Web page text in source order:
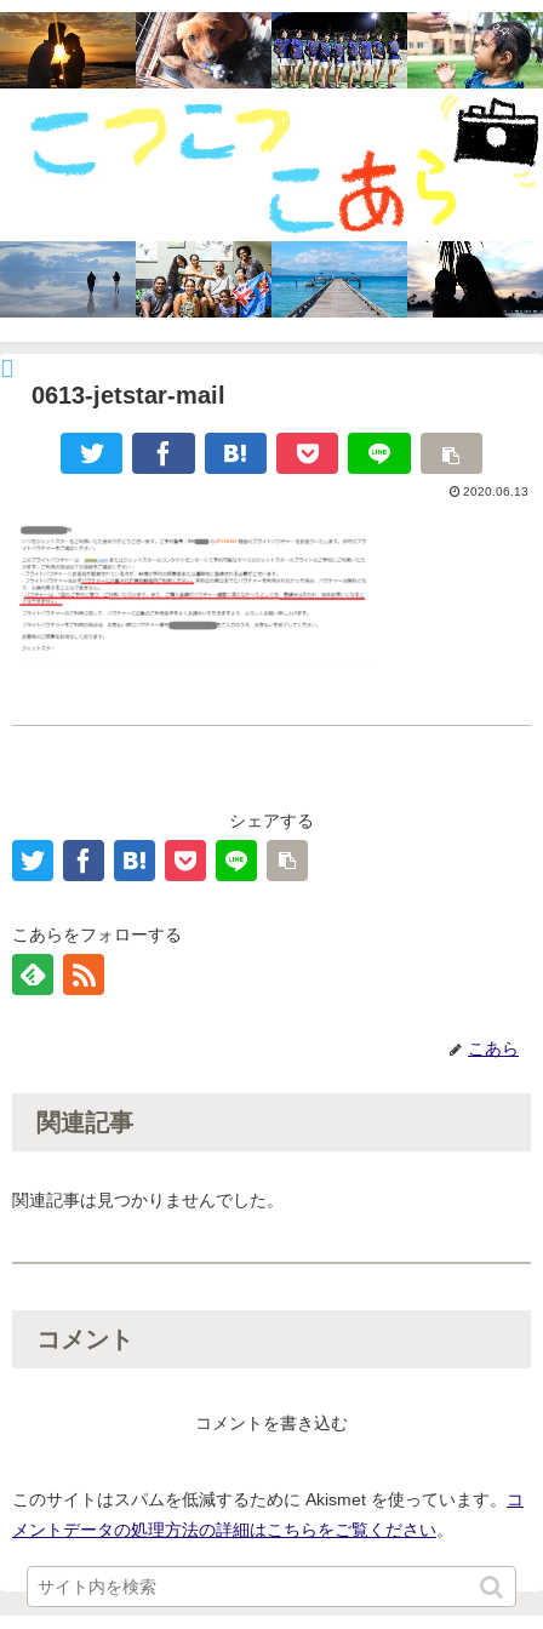
0613-jetstar-mail
2020.06.13
シェアする
こあらをフォローする
こあら
関連記事
関連記事は見つかりませんでした。
コメント
コメントを書き込む
このサイトはスパムを低減するために Akismet を使っています。
コ
メントデータの処理方法の詳細はこちらをご覧ください。